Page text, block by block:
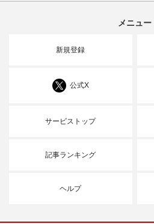
メニュー
新規登録
公式X
サービストップ
記事ランキング
ヘルプ